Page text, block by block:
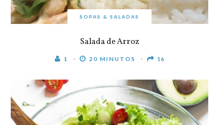
SOPAS & SALADAS
Salada de Arroz
1 20 MINUTOS 16